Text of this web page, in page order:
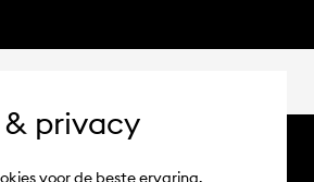
privacy
voor de beste ervaring.